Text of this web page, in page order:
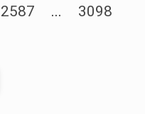
2587 ...
3098